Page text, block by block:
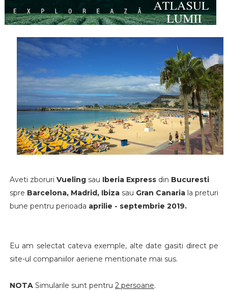
Aveti zboruri Vuelingsau Iberia Express din Bucuresti
spre Barcelona, Madrid, Ibizasau Gran Canariala preturi
bune pentru perioada aprilie - septembrie 2019.
Eu am selectat cateva exemple, alte date gasiti direct pe
site-ul companiilor aeriene mentionate mai sus.
NOTASimularile sunt pentru 2 persoane.